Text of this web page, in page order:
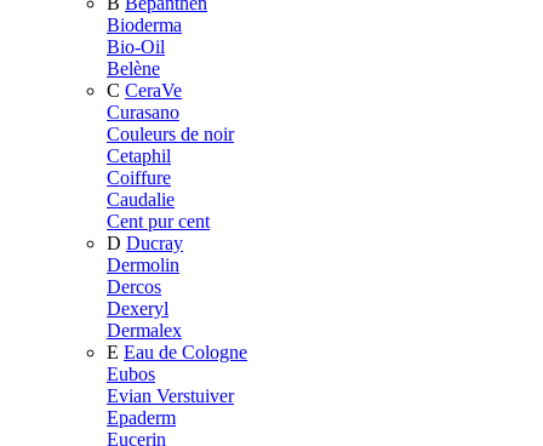
Bioderma
Bio-Oil
Belène
C CeraVe
Curasano
Couleurs de noir
Cetaphil
Coiffure
Caudalie
Cent pur cent
D Ducray
Dermolin
Dercos
Dexeryl
Dermalex
E Eau de Cologne
Eubos
Evian Verstuiver
Epaderm
Eucerin